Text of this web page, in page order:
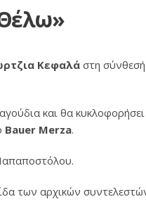
Κεφαλάστη
και θα
Bauer Merza.
των αρχικών